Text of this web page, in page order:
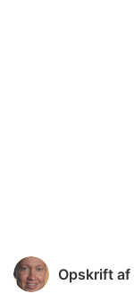
Opskrift af